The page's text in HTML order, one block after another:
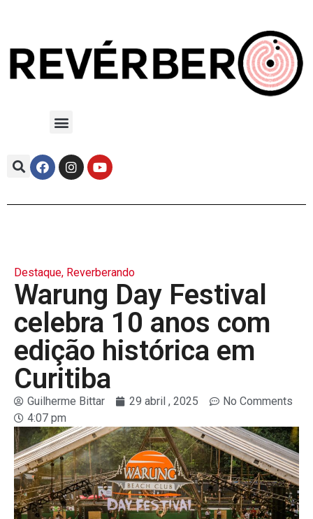
Destaque, Reverberando
Warung Day Festival
celebra 10 anos com
edição histórica em
Curitiba
Guilherme Bittar 29 abril , 2025
No Comments
4:07 pm